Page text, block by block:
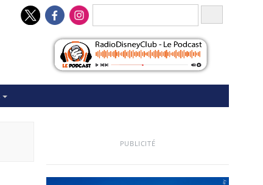
PUBLICITÉ